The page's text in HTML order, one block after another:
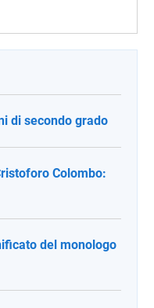
di secondo grado
Colombo:
del monologo